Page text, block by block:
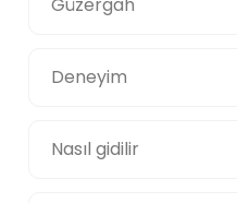
Deneyim
Nasıl gidilir